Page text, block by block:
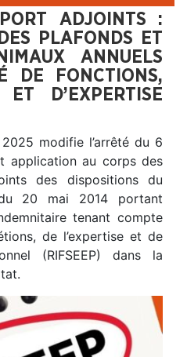
ADJOINTS :
PLAFONDS ET
ANNUELS
DE FONCTIONS,
D’EXPERTISE
modifie l’arrêté du 6
application au corps des
des dispositions du
20 mai 2014 portant
tenant compte
de l’expertise et de
(RIFSEEP) dans la